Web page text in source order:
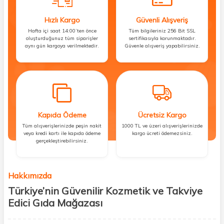
Hızlı Kargo
Hafta içi saat 14:00’ten önce
oluşturduğunuz tüm siparişler
aynı gün kargoya verilmektedir.
Güvenli Alışveriş
Tüm bilgileriniz 256 Bit SSL
sertifikasıyla korunmaktadır.
Güvenle alışveriş yapabilirsiniz.
Kapıda Ödeme
Tüm alışverişlerinizde peşin nakit
veya kredi kartı ile kapıda ödeme
gerçekleştirebilirsiniz.
Ücretsiz Kargo
1000 TL ve üzeri alışverişlerinizde
kargo ücreti ödemezsiniz.
Hakkımızda
Türkiye’nin Güvenilir Kozmetik ve Takviye
Edici Gıda Mağazası